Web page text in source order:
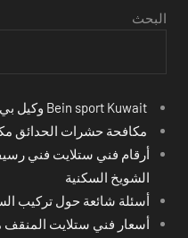
البحث
مكافحة حشرات الحدائق
أرقام فني ستلايت فني
الشويخ السكنية
أسئلة شائعة حول تركيب
أسعار فني ستلايت